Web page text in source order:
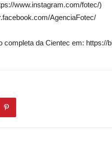
www.instagram.com/fotec/)
AgenciaFotec/
completa da Cientec em: https://